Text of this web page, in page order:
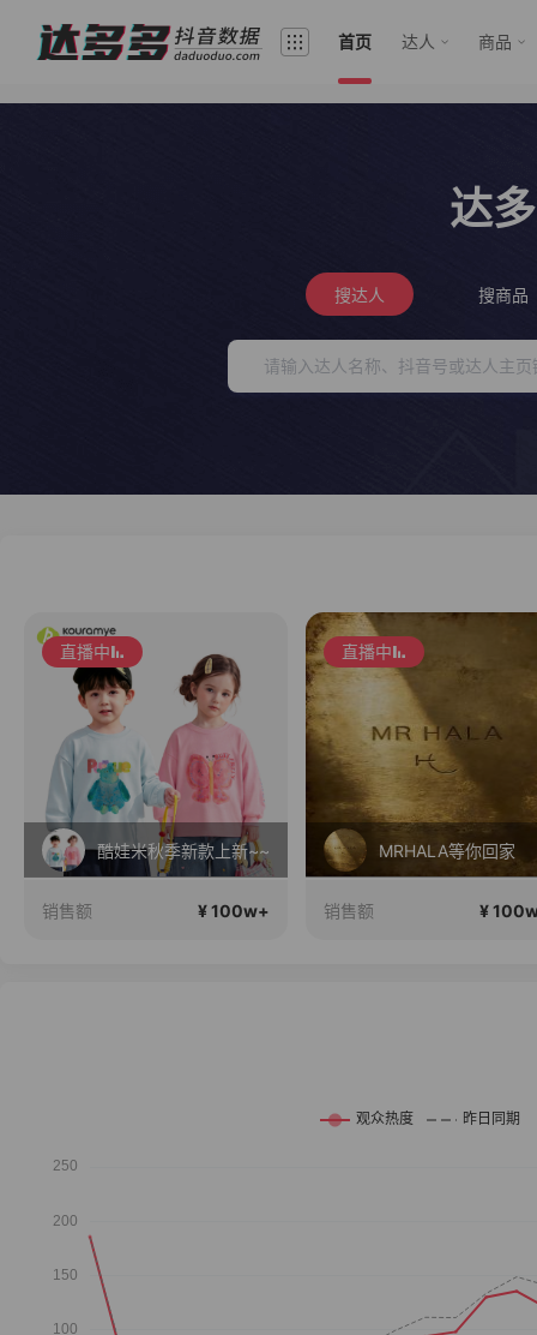
首页 达人 商品
达
搜达人 搜商品
直播中
酷娃米秋季新款上新~~
销售额 ¥ 100w+
直播中
MRHALA等你回家
销售额 ¥